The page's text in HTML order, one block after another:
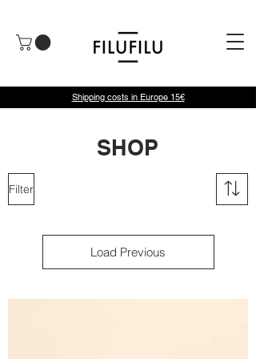
Shipping costs in Europe 15€
SHOP
Filter
Load Previous